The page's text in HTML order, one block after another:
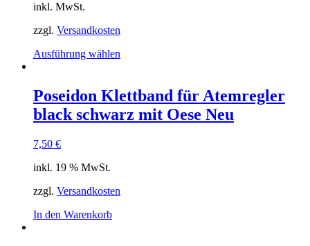
werden
inkl. MwSt.
zzgl. Versandkosten
Ausführung wählen
mehrere
Varianten
auf.
Poseidon Klettband für Atemregler
black schwarz mit Oese Neu
7,50 €
inkl. 19 % MwSt.
zzgl. Versandkosten
In den Warenkorb